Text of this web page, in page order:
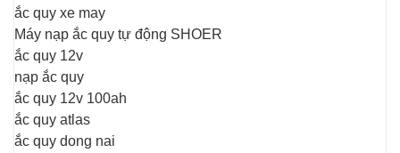
ắc quy xe may
Máy nạp ắc quy tự động SHOER
ắc quy 12v
nạp ắc quy
ắc quy 12v 100ah
ắc quy atlas
ắc quy dong nai